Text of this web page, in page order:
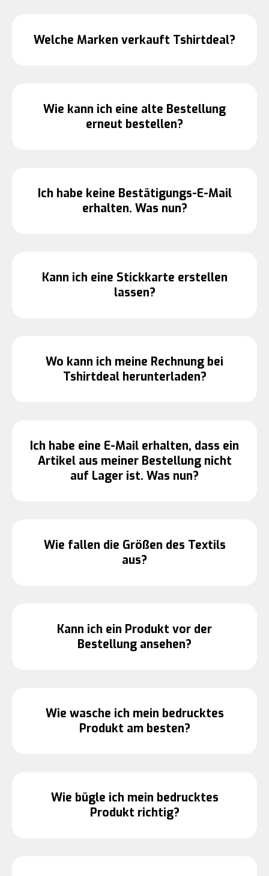
Welche Marken verkauft Tshirtdeal?
Wie kann ich eine alte Bestellung
erneut bestellen?
Ich habe keine Bestätigungs-E-Mail
erhalten. Was nun?
Kann ich eine Stickkarte erstellen
lassen?
Wo kann ich meine Rechnung bei
Tshirtdeal herunterladen?
Ich habe eine E-Mail erhalten, dass ein
Artikel aus meiner Bestellung nicht
auf Lager ist. Was nun?
Wie fallen die Größen des Textils
aus?
Kann ich ein Produkt vor der
Bestellung ansehen?
Wie wasche ich mein bedrucktes
Produkt am besten?
Wie bügle ich mein bedrucktes
Produkt richtig?